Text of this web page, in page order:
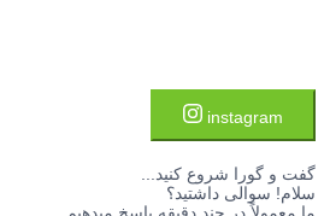
instagram
گفت و گورا شروع کنید...
سلام! سوالی داشتید؟